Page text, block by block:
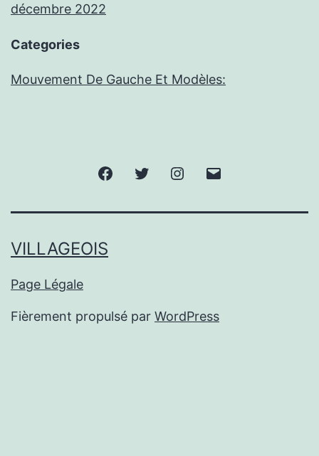
décembre 2022
Categories
Mouvement De Gauche Et Modèles:
FacebookTwitter Instagram
VILLAGEOIS
Page Légale
Fièrement propulsé par WordPress